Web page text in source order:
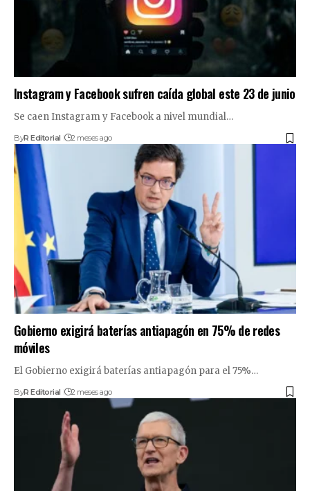
Instagram y Facebook sufren caída global este 23 de junio
Se caen Instagram y Facebook a nivel mundial…
ByR Editorial 2 meses ago
Gobierno exigirá baterías antiapagón en 75% de redes
móviles
El Gobierno exigirá baterías antiapagón para el 75%…
ByR Editorial 2 meses ago